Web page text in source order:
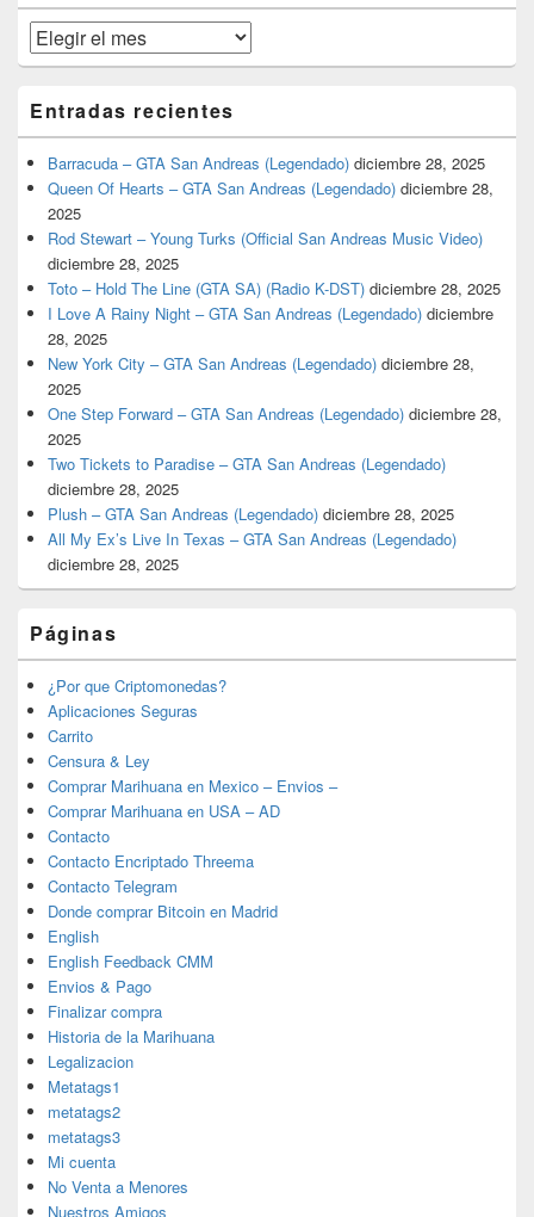
primaria
Archivos
Entradas recientes
Barracuda – GTA San Andreas (Legendado) diciembre 28, 2025
Queen Of Hearts – GTA San Andreas (Legendado) diciembre 28,
2025
Rod Stewart – Young Turks (Official San Andreas Music Video)
diciembre 28, 2025
Toto – Hold The Line (GTA SA) (Radio K-DST) diciembre 28, 2025
I Love A Rainy Night – GTA San Andreas (Legendado) diciembre
28, 2025
New York City – GTA San Andreas (Legendado) diciembre 28,
2025
One Step Forward – GTA San Andreas (Legendado) diciembre 28,
2025
Two Tickets to Paradise – GTA San Andreas (Legendado)
diciembre 28, 2025
Plush – GTA San Andreas (Legendado) diciembre 28, 2025
All My Ex’s Live In Texas – GTA San Andreas (Legendado)
diciembre 28, 2025
Páginas
¿Por que Criptomonedas?
Aplicaciones Seguras
Carrito
Censura & Ley
Comprar Marihuana en Mexico – Envios –
Comprar Marihuana en USA – AD
Contacto
Contacto Encriptado Threema
Contacto Telegram
Donde comprar Bitcoin en Madrid
English
English Feedback CMM
Envios & Pago
Finalizar compra
Historia de la Marihuana
Legalizacion
Metatags1
metatags2
metatags3
Mi cuenta
No Venta a Menores
Nuestros Amigos